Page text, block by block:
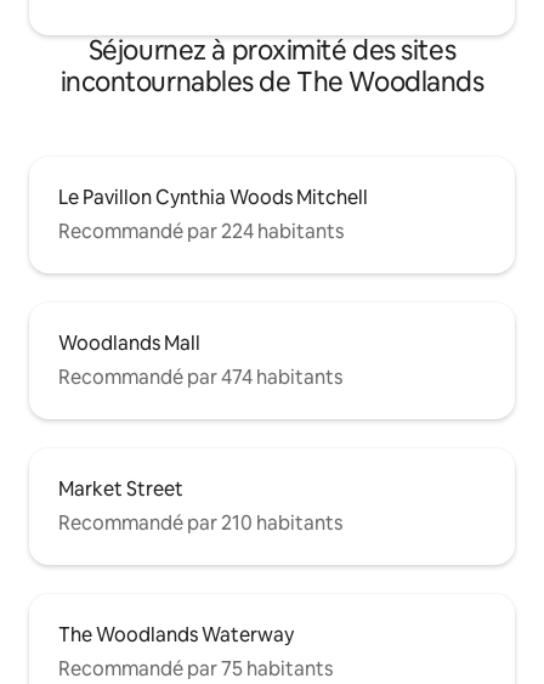
Séjournez à proximité des sites
incontournables de The Woodlands
Le Pavillon Cynthia Woods Mitchell
Recommandé par 224 habitants
Woodlands Mall
Recommandé par 474 habitants
Market Street
Recommandé par 210 habitants
The Woodlands Waterway
Recommandé par 75 habitants